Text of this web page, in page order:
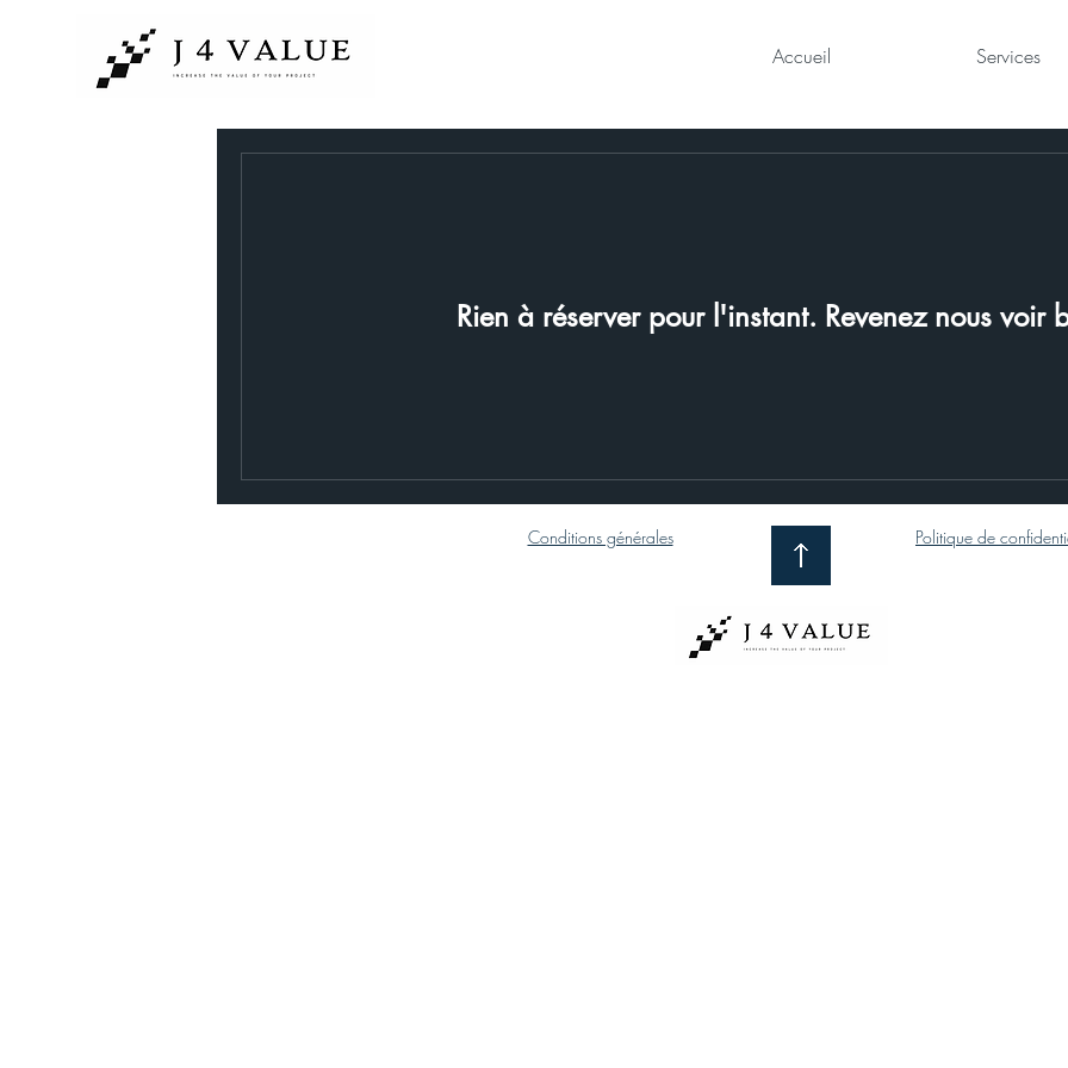
Accueil Services
Rien à réserver pour l'instant. Revenez nous voir
Conditions générales Politique de